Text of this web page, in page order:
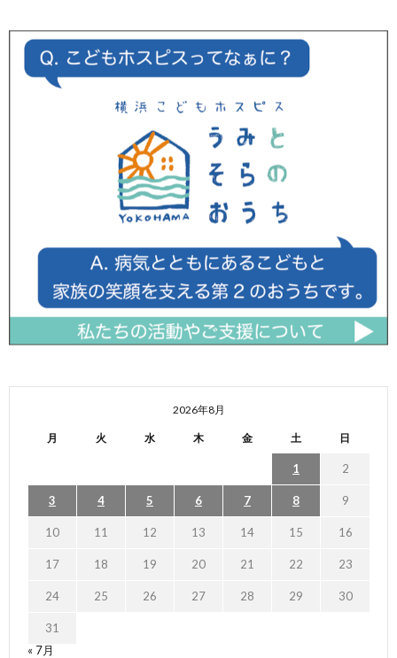
2026年8月
月 火 水 木 金 土 日
1 2
3 4 5 6 7 8 9
10 11 12 13 14 15 16
17 18 19 20 21 22 23
24 25 26 27 28 29 30
31
« 7月